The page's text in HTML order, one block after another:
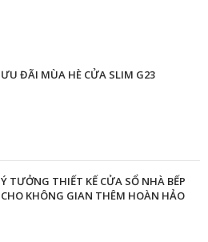
ƯU ĐÃI MÙA HÈ CỬA SLIM G23
Ý TƯỞNG THIẾT KẾ CỬA SỔ NHÀ BẾP
CHO KHÔNG GIAN THÊM HOÀN HẢO